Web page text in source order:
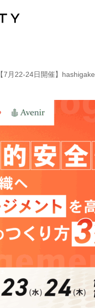
【7月22-24日開催】